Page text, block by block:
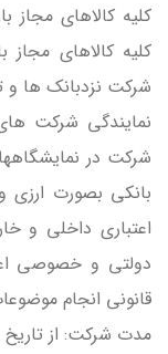
کليه کالاهاي مجاز
کليه کالاهاي
شرکت نزدبانک ها و
نمايندگي شرکت
شرکت در
بانکي بصورت ارزي
اعتباري داخلي و
دولتي و خصوصي
قانونی انجام
مدت شركت: از